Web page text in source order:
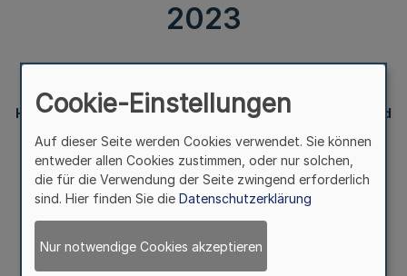
2023
Haushaltssatzung des Landschaftsverbandes Rheinland
Bekanntmachung
des Landschaftsverbandes Rheinland
Vom 31. März 2022
Cookie-Einstellungen
Auf dieser Seite werden Cookies verwendet. Sie können
entweder allen Cookies zustimmen, oder nur solchen,
die für die Verwendung der Seite zwingend erforderlich
sind. Hier finden Sie die Datenschutzerklärung
Nur notwendige Cookies akzeptieren